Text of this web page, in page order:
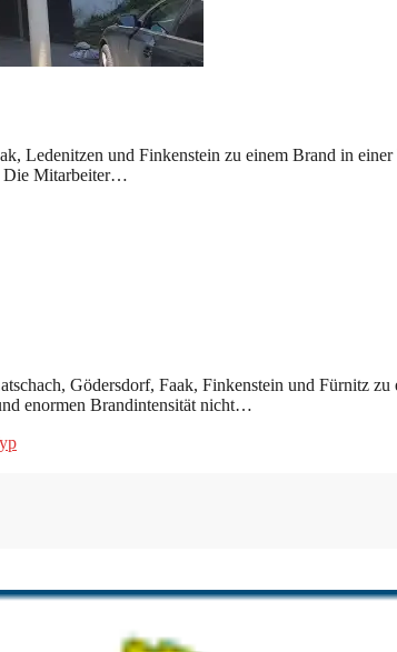
Ledenitzen und Finkenstein zu einem Brand in
Die Mitarbeiter…
Gödersdorf, Faak, Finkenstein und Fürnitz
enormen Brandintensität nicht…